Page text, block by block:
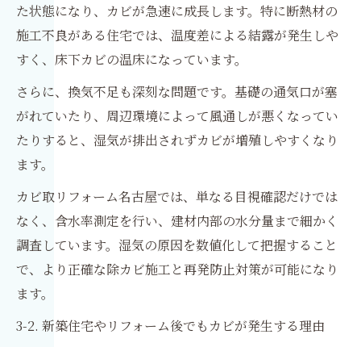
た状態になり、カビが急速に成長します。特に断熱材の
施工不良がある住宅では、温度差による結露が発生しや
すく、床下カビの温床になっています。
さらに、換気不足も深刻な問題です。基礎の通気口が塞
がれていたり、周辺環境によって風通しが悪くなってい
たりすると、湿気が排出されずカビが増殖しやすくなり
ます。
カビ取リフォーム名古屋では、単なる目視確認だけでは
なく、含水率測定を行い、建材内部の水分量まで細かく
調査しています。湿気の原因を数値化して把握すること
で、より正確な除カビ施工と再発防止対策が可能になり
ます。
3-2. 新築住宅やリフォーム後でもカビが発生する理由